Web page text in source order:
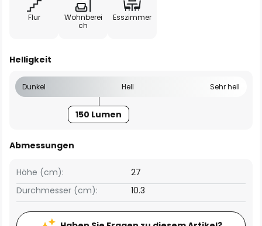
Flur
Wohnberei
ch
Esszimmer
Helligkeit
Dunkel Hell Sehr hell
150 Lumen
Abmessungen
Höhe (cm):
27
Durchmesser (cm):
10.3